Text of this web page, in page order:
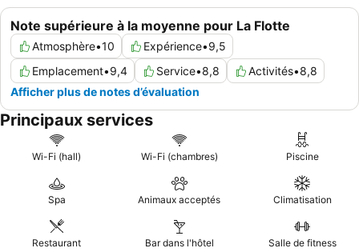
Note supérieure à la moyenne pour La Flotte
Atmosphère•10 Expérience•9,5
Emplacement•9,4 Service•8,8 Activités•8,8
Afficher plus de notes d’évaluation
Principaux services
Wi-Fi (hall) Wi-Fi (chambres) Piscine
Spa Animaux acceptés Climatisation
Restaurant Bar dans l'hôtel Salle de fitness